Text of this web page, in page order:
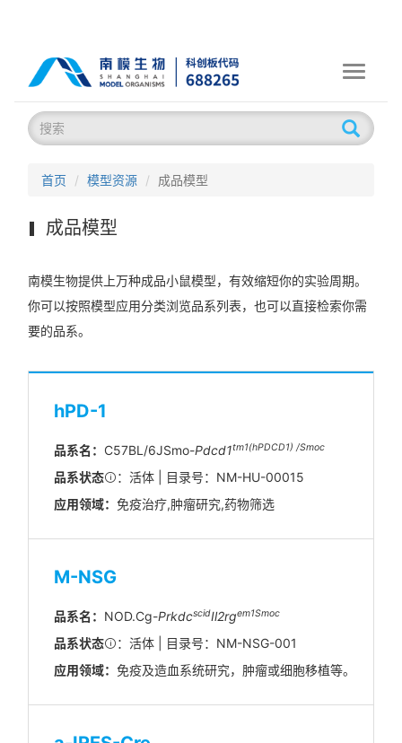
Toggle
首页 模型资源 成品模型
成品模型
南模生物提供上万种成品小鼠模型，有效缩短你的实验周期。
你可以按照模型应用分类浏览品系列表，也可以直接检索你需
要的品系。
hPD-1
品系名： C57BL/6JSmo-Pdcd1tm1(hPDCD1) /Smoc
品系状态
：活体 | 目录号：NM-HU-00015
应用领域：免疫治疗,肿瘤研究,药物筛选
M-NSG
品系名： NOD.Cg-PrkdcscidIl2rgem1Smoc
品系状态
：活体 | 目录号：NM-NSG-001
应用领域：免疫及造血系统研究，肿瘤或细胞移植等。